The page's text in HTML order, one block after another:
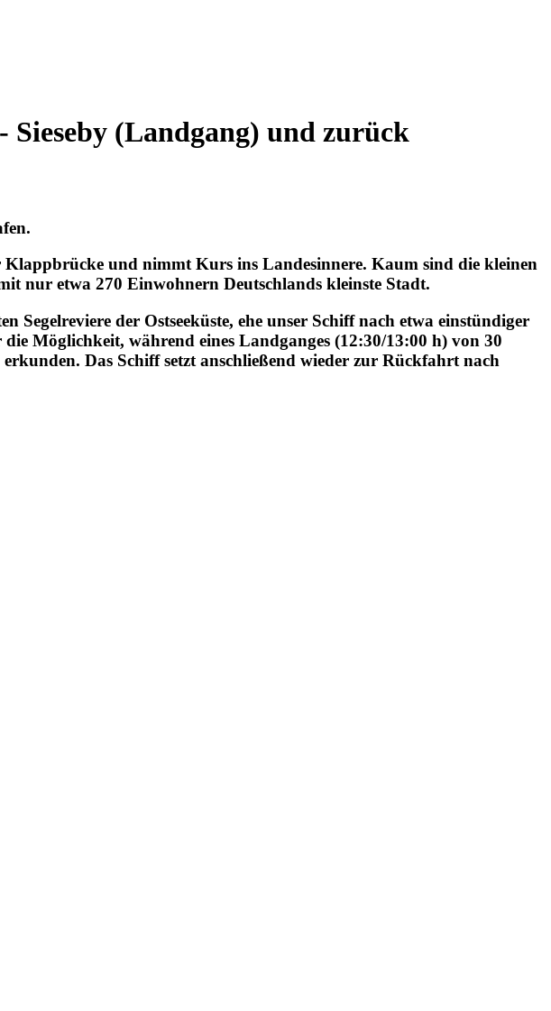
Sieseby (Landgang) und zurück
und nimmt Kurs ins Landesinnere. Kaum sind die kleinen
nur etwa 270 Einwohnern Deutschlands kleinste Stadt.
Segelreviere der Ostseeküste, ehe unser Schiff nach etwa einstündiger
Möglichkeit, während eines Landganges (12:30/13:00 h) von 30
Das Schiff setzt anschließend wieder zur Rückfahrt nach